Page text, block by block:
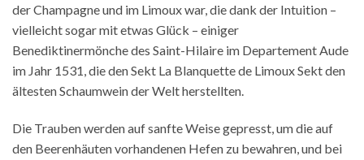
der Champagne und im Limoux war, die dank der Intuition –
vielleicht sogar mit etwas Glück – einiger
Benediktinermönche des Saint-Hilaire im Departement Aude
im Jahr 1531, die den Sekt La Blanquette de Limoux Sekt den
ältesten Schaumwein der Welt herstellten.
Die Trauben werden auf sanfte Weise gepresst, um die auf
den Beerenhäuten vorhandenen Hefen zu bewahren, und bei